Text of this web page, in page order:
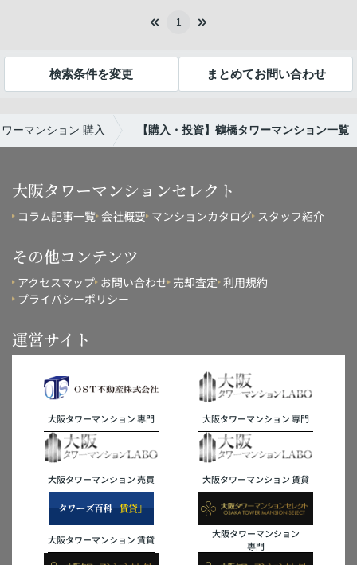
1
検索条件を変更 まとめてお問い合わせ
ーマンション 購入 【購入・投資】鶴橋タワーマンション一覧
大阪タワーマンションセレクト
コラム記事一覧 会社概要 マンションカタログ スタッフ紹介
その他コンテンツ
アクセスマップ お問い合わせ 売却査定 利用規約
プライバシーポリシー
運営サイト
大阪タワーマンション 専門 大阪タワーマンション 専門
大阪タワーマンション 売買 大阪タワーマンション 賃貸
大阪タワーマンション 賃貸
大阪タワーマンション
専門